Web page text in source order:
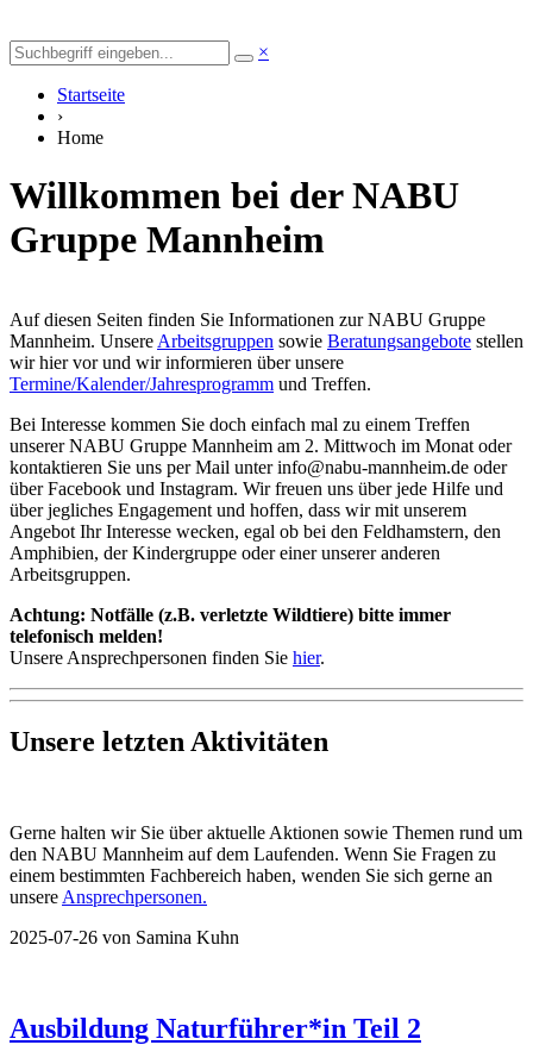
×
Startseite
›
Home
Willkommen bei der NABU
Gruppe Mannheim
Auf diesen Seiten finden Sie Informationen zur NABU Gruppe
Mannheim. Unsere Arbeitsgruppen sowie Beratungsangebote stellen
wir hier vor und wir informieren über unsere
Termine/Kalender/Jahresprogramm und Treffen.
Bei Interesse kommen Sie doch einfach mal zu einem Treffen
unserer NABU Gruppe Mannheim am 2. Mittwoch im Monat oder
kontaktieren Sie uns per Mail unter info@nabu-mannheim.de oder
über Facebook und Instagram. Wir freuen uns über jede Hilfe und
über jegliches Engagement und hoffen, dass wir mit unserem
Angebot Ihr Interesse wecken, egal ob bei den Feldhamstern, den
Amphibien, der Kindergruppe oder einer unserer anderen
Arbeitsgruppen.
Achtung: Notfälle (z.B. verletzte Wildtiere) bitte immer
telefonisch melden!
Unsere Ansprechpersonen finden Sie hier.
Unsere letzten Aktivitäten
Gerne halten wir Sie über aktuelle Aktionen sowie Themen rund um
den NABU Mannheim auf dem Laufenden. Wenn Sie Fragen zu
einem bestimmten Fachbereich haben, wenden Sie sich gerne an
unsere Ansprechpersonen.
2025-07-26 von Samina Kuhn
Ausbildung Naturführer*in Teil 2